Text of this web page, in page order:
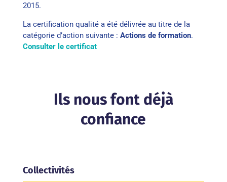
2015.
La certification qualité a été délivrée au titre de la
catégorie d’action suivante : Actions de formation.
Consulter le certificat
Ils nous font déjà
confiance
Collectivités